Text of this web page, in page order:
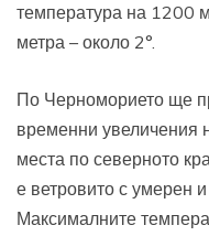
температура на 1200
метра – около 2°.
По Черноморието ще
временни увеличения
места по северното
е ветровито с умерен
Максималните